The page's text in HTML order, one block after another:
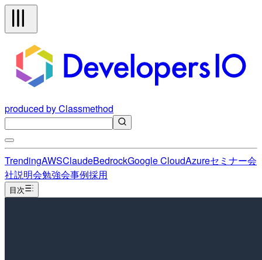
produced by Classmethod
TrendingAWSClaudeBedrockGoogle CloudAzureセミナー会
社説明会勉強会事例採用
目次